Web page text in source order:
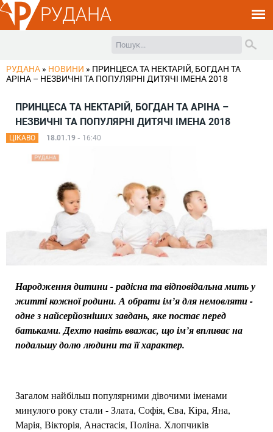
РУДАНА
РУДАНА » НОВИНИ » ПРИНЦЕСА ТА НЕКТАРІЙ, БОГДАН ТА
АРІНА – НЕЗВИЧНІ ТА ПОПУЛЯРНІ ДИТЯЧІ ІМЕНА 2018
ПРИНЦЕСА ТА НЕКТАРІЙ, БОГДАН ТА АРІНА –
НЕЗВИЧНІ ТА ПОПУЛЯРНІ ДИТЯЧІ ІМЕНА 2018
ЦІКАВО 18.01.19 - 16:40
Народження дитини - радісна та відповідальна мить у
житті кожної родини. А обрати ім’я для немовляти -
одне з найсерйозніших завдань, яке постає перед
батьками. Дехто навіть вважає, що ім’я впливає на
подальшу долю людини та її характер.
Загалом найбільш популярними дівочими іменами
минулого року стали - Злата, Софія, Єва, Кіра, Яна,
Марія, Вікторія, Анастасія, Поліна. Хлопчиків